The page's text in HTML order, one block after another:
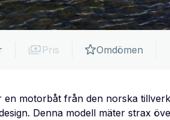
Pris Omdömen
en motorbåt från den norska
Denna modell mäter strax